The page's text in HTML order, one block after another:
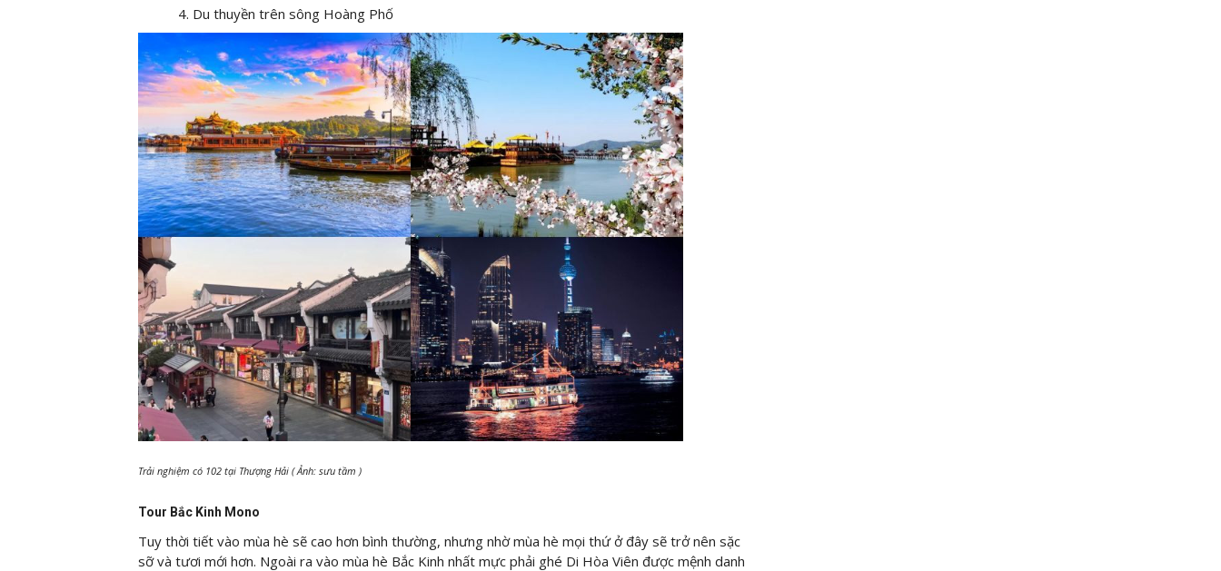
Du thuyền trên sông Hoàng Phố
Trải nghiệm có 102 tại Thượng Hải ( Ảnh: sưu tầm )
Tour Bắc Kinh Mono
Tuy thời tiết vào mùa hè sẽ cao hơn bình thường, nhưng nhờ mùa hè mọi thứ ở đây sẽ trở nên sặc
sỡ và tươi mới hơn. Ngoài ra vào mùa hè Bắc Kinh nhất mực phải ghé Di Hòa Viên được mệnh danh